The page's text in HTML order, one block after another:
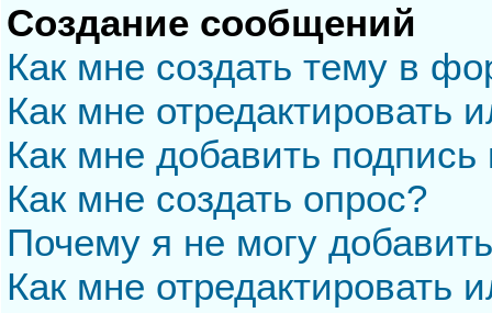
Создание сообщений
Как мне создать тему в
Как мне отредактировать
Как мне добавить
Как мне создать опрос?
Почему я не могу
Как мне отредактировать